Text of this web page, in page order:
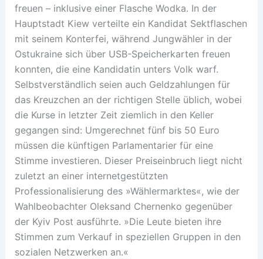
freuen – inklusive einer Flasche Wodka. In der
Hauptstadt Kiew verteilte ein Kandidat Sektflaschen
mit seinem Konterfei, während Jungwähler in der
Ostukraine sich über USB-Speicherkarten freuen
konnten, die eine Kandidatin unters Volk warf.
Selbstverständlich seien auch Geldzahlungen für
das Kreuzchen an der richtigen Stelle üblich, wobei
die Kurse in letzter Zeit ziemlich in den Keller
gegangen sind: Umgerechnet fünf bis 50 Euro
müssen die künftigen Parlamentarier für eine
Stimme investieren. Dieser Preiseinbruch liegt nicht
zuletzt an einer internetgestützten
Professionalisierung des »Wählermarktes«, wie der
Wahlbeobachter Oleksand Chernenko gegenüber
der Kyiv Post ausführte. »Die Leute bieten ihre
Stimmen zum Verkauf in speziellen Gruppen in den
sozialen Netzwerken an.«